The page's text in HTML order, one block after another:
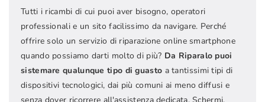
Tutti i ricambi di cui puoi aver bisogno, operatori
professionali e un sito facilissimo da navigare. Perché
offrire solo un servizio di riparazione online smartphone
quando possiamo darti molto di più? Da Riparalo puoi
sistemare qualunque tipo di guasto a tantissimi tipi di
dispositivi tecnologici, dai più comuni ai meno diffusi e